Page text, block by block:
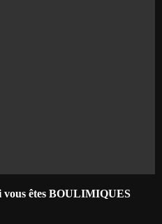
vous êtes BOULIMIQUES